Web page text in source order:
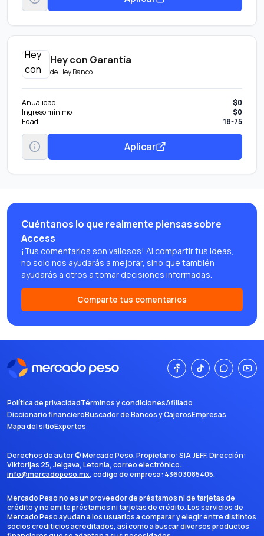
Hey con Garantía
deHey Banco
Anualidad
$0
Ingreso mínimo
$0
Edad
18-75
Aplicar
Cuéntanos lo que realmente piensas sobre
Access
¡Tus comentarios son valiosos! Al compartir tus ideas,
no solo nos ayudarás a mejorar, sino que también
ayudarás a otros a tomar decisiones informadas.
Comparte tus comentarios
Política de privacidadTérminos y condicionesAfiliado
Diccionario financieroBuscador de Bancos y CajerosEmpresas
Mapa del sitioExpertos
Derechos de autor ©Mercado Peso. Propietario:SIA JEFF. Dirección:
Viktorijas 25, Jelgava, Letonia, correo electrónico:
info@mercadopeso.mx, código de empresa: 43603085405.
Mercado Peso no es un proveedor de préstamos ni de tarjetas de
crédito y no emite préstamos ni tarjetas de crédito. Los servicios de
Mercado Peso ayudan a los usuarios a comparar y elegir entre distintos
socios crediticios acreditados, así como a buscar diversos productos